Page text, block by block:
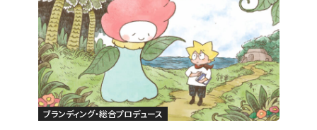
ブランディング・総合プロデュース